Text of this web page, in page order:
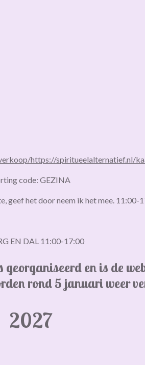
https://spiritueelalternatief.nl/
code: GEZINA
het door neem ik het mee. 11:00-
EN DAL 11:00-17:00
en is de
rond 5 januari weer
2027